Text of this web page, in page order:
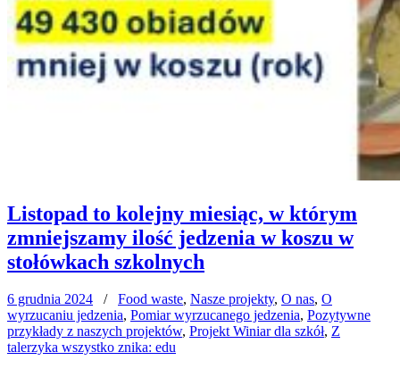
Listopad to kolejny miesiąc, w którym
zmniejszamy ilość jedzenia w koszu w
stołówkach szkolnych
6 grudnia 2024 / Food waste, Nasze projekty, O nas, O
wyrzucaniu jedzenia, Pomiar wyrzucanego jedzenia, Pozytywne
przykłady z naszych projektów, Projekt Winiar dla szkół, Z
talerzyka wszystko znika: edu